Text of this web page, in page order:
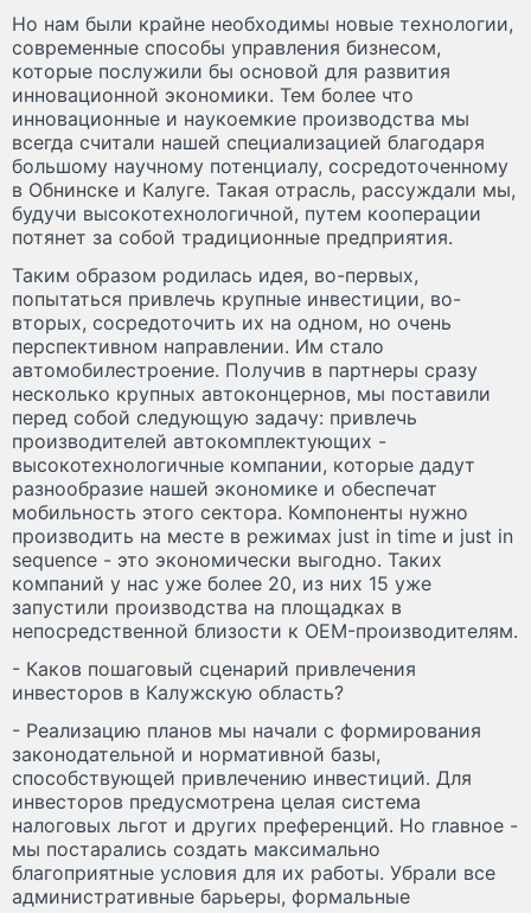
Но нам были крайне необходимы новые технологии,
современные способы управления бизнесом,
которые послужили бы основой для развития
инновационной экономики. Тем более что
инновационные и наукоемкие производства мы
всегда считали нашей специализацией благодаря
большому научному потенциалу, сосредоточенному
в Обнинске и Калуге. Такая отрасль, рассуждали мы,
будучи высокотехнологичной, путем кооперации
потянет за собой традиционные предприятия.
Таким образом родилась идея, во-первых,
попытаться привлечь крупные инвестиции, во-
вторых, сосредоточить их на одном, но очень
перспективном направлении. Им стало
автомобилестроение. Получив в партнеры сразу
несколько крупных автоконцернов, мы поставили
перед собой следующую задачу: привлечь
производителей автокомплектующих -
высокотехнологичные компании, которые дадут
разнообразие нашей экономике и обеспечат
мобильность этого сектора. Компоненты нужно
производить на месте в режимах just in time и just in
sequence - это экономически выгодно. Таких
компаний у нас уже более 20, из них 15 уже
запустили производства на площадках в
непосредственной близости к OEM-производителям.
- Каков пошаговый сценарий привлечения
инвесторов в Калужскую область?
- Реализацию планов мы начали с формирования
законодательной и нормативной базы,
способствующей привлечению инвестиций. Для
инвесторов предусмотрена целая система
налоговых льгот и других преференций. Но главное -
мы постарались создать максимально
благоприятные условия для их работы. Убрали все
административные барьеры, формальные